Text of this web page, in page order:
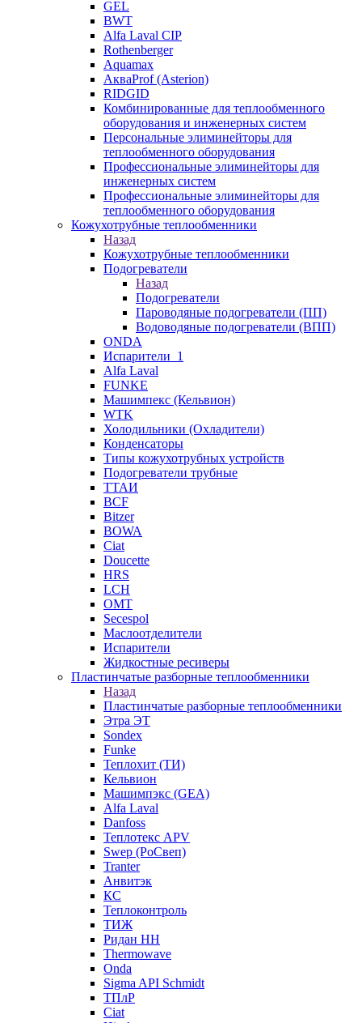
GEL
BWT
Alfa Laval CIP
Rothenberger
Aquamax
АкваProf (Asterion)
RIDGID
Комбинированные для теплообменного
оборудования и инженерных систем
Персональные элиминейторы для
теплообменного оборудования
Профессиональные элиминейторы для
инженерных систем
Профессиональные элиминейторы для
теплообменного оборудования
Кожухотрубные теплообменники
Назад
Кожухотрубные теплообменники
Подогреватели
Назад
Подогреватели
Пароводяные подогреватели (ПП)
Водоводяные подогреватели (ВПП)
ONDA
Испарители_1
Alfa Laval
FUNKE
Машимпекс (Кельвион)
WTK
Холодильники (Охладители)
Конденсаторы
Типы кожухотрубных устройств
Подогреватели трубные
ТТАИ
BCF
Bitzer
BOWA
Ciat
Doucette
HRS
LCH
OMT
Secespol
Маслоотделители
Испарители
Жидкостные ресиверы
Пластинчатые разборные теплообменники
Назад
Пластинчатые разборные теплообменники
Этра ЭТ
Sondex
Funke
Теплохит (ТИ)
Кельвион
Машимпэкс (GEA)
Alfa Laval
Danfoss
Теплотекс APV
Swep (РоСвеп)
Tranter
Анвитэк
КС
Теплоконтроль
ТИЖ
Ридан НН
Thermowave
Onda
Sigma API Schmidt
ТПлР
Ciat